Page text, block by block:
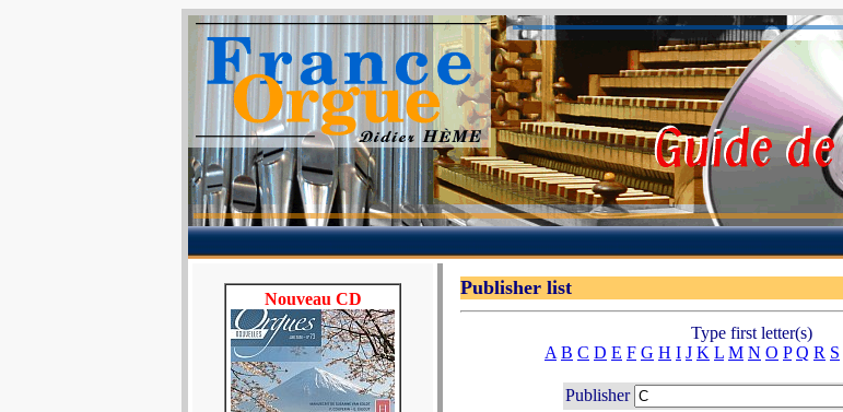
Nouveau CD
Publisher list
Type first letter(s)
A B C D E F G H I J K L M N O P Q R S
Publisher